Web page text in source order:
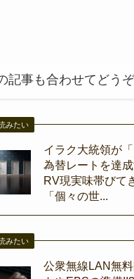
記事も合わせてどう
みたい
イラク大統領が
為替レートを達
RV現実味帯びて
「個々の世...
みたい
公衆無線LAN無